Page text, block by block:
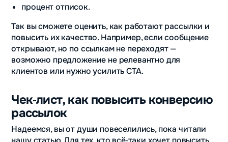
процент отписок.
Так вы сможете оценить, как работают рассылки и
повысить их качество. Например, если сообщение
открывают, но по ссылкам не переходят —
возможно предложение не релевантно для
клиентов или нужно усилить CTA.
Чек‑лист, как повысить конверсию
рассылок
Надеемся, вы от души повеселились, пока читали